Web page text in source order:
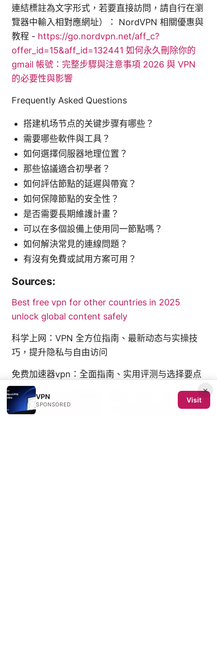
連結標註為文字形式，若要直接訪問，請自行在瀏
覽器中輸入相對應網址）： NordVPN 相關優惠與
教程 - https://go.nordvpn.net/aff_c?
offer_id=15&aff_id=132441 如何永久刪除你的
gmail 帳號：完整步驟與注意事項 2026 與 VPN
的必要性與影響
Frequently Asked Questions
搭建机场节点的关键步骤有哪些？
需要哪些軟件與工具？
如何選擇伺服器地理位置？
那些協議適合初學者？
如何評估節點的延遲與帶寬？
如何保障節點的安全性？
是否需要長期維護計畫？
可以在多個設備上使用同一節點嗎？
如何解決常見的連線問題？
有沒有免費或試用方案可用？
Sources:
Best free vpn for other countries in 2025
unlock global content safely
科学上网：VPN 全方位指南、最新动态与实操技
巧，提升隐私与自由访问
免费加速器vpn：全面指南、实用评测与选择要点
上外网：VPN 全面指南，快速、安全、省心的上
网方式加速器免费试用：2026年最佳选择與完整
×
VPN
SPONSORED
Visit